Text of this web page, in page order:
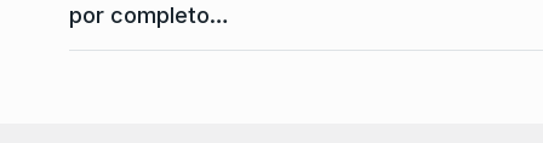
por completo…